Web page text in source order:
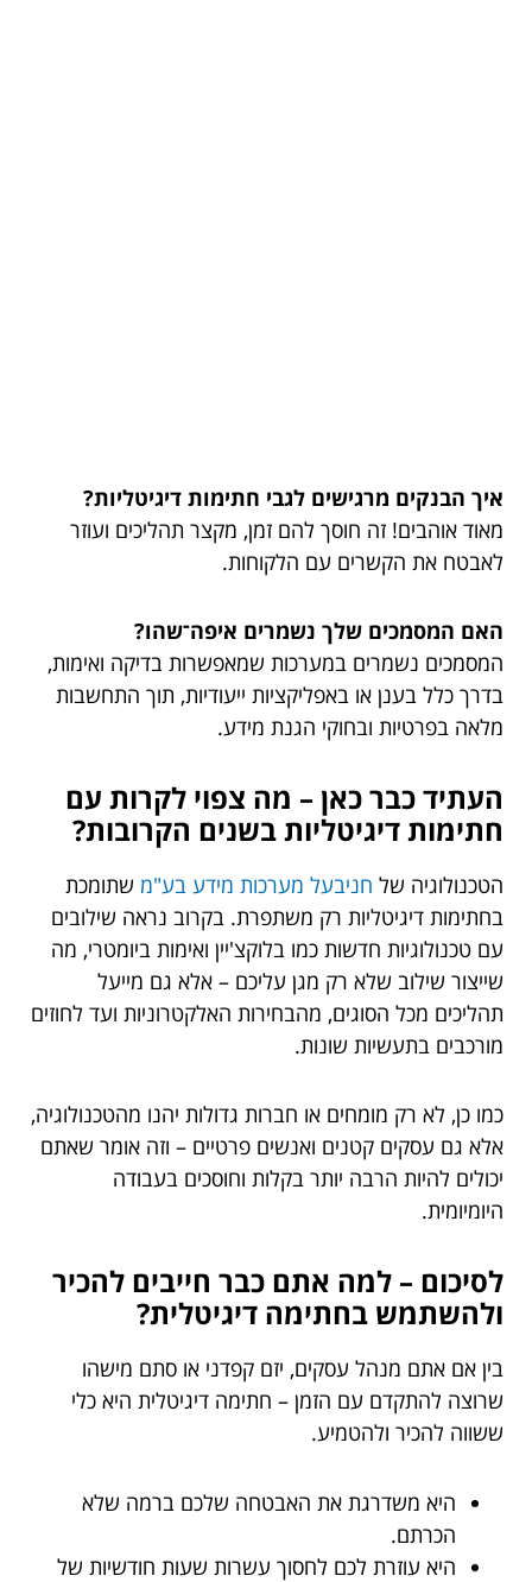
איך הבנקים מרגישים לגבי חתימות דיגיטליות?
מאוד אוהבים! זה חוסך להם זמן, מקצר תהליכים ועוזר
לאבטח את הקשרים עם הלקוחות.
האם המסמכים שלך נשמרים איפה־שהו?
המסמכים נשמרים במערכות שמאפשרות בדיקה ואימות,
בדרך כלל בענן או באפליקציות ייעודיות, תוך התחשבות
מלאה בפרטיות ובחוקי הגנת מידע.
העתיד כבר כאן – מה צפוי לקרות עם
חתימות דיגיטליות בשנים הקרובות?
הטכנולוגיה של חניבעל מערכות מידע בע"מ שתומכת
בחתימות דיגיטליות רק משתפרת. בקרוב נראה שילובים
עם טכנולוגיות חדשות כמו בלוקצ'יין ואימות ביומטרי, מה
שייצור שילוב שלא רק מגן עליכם – אלא גם מייעל
תהליכים מכל הסוגים, מהבחירות האלקטרוניות ועד לחוזים
מורכבים בתעשיות שונות.
כמו כן, לא רק מומחים או חברות גדולות יהנו מהטכנולוגיה,
אלא גם עסקים קטנים ואנשים פרטיים – וזה אומר שאתם
יכולים להיות הרבה יותר בקלות וחוסכים בעבודה
היומיומית.
לסיכום – למה אתם כבר חייבים להכיר
ולהשתמש בחתימה דיגיטלית?
בין אם אתם מנהל עסקים, יזם קפדני או סתם מישהו
שרוצה להתקדם עם הזמן – חתימה דיגיטלית היא כלי
ששווה להכיר ולהטמיע.
היא משדרגת את האבטחה שלכם ברמה שלא
הכרתם.
היא עוזרת לכם לחסוך עשרות שעות חודשיות של